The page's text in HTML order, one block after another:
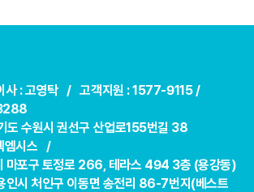
: 고영탁 / 고객지원 : 1577-9115 /
도 수원시 권선구 산업로155번길 38
엠시스 /
마포구 토정로 266, 테라스 494 3층 (용강동)
인시 처인구 이동면 송전리 86-7번지(베스트